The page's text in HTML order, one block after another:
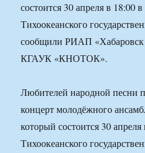
состоится 30 апреля в 18:00
Тихоокеанского
сообщили РИАП «Хабаровск
КГАУК «КНОТОК».
Любителей народной песни
концерт молодёжного
который состоится 30
Тихоокеанского